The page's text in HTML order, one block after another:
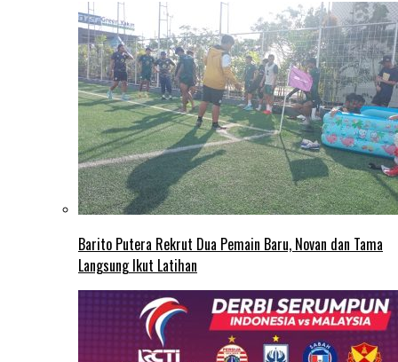
Barito Putera Rekrut Dua Pemain Baru, Novan dan Tama
Langsung Ikut Latihan